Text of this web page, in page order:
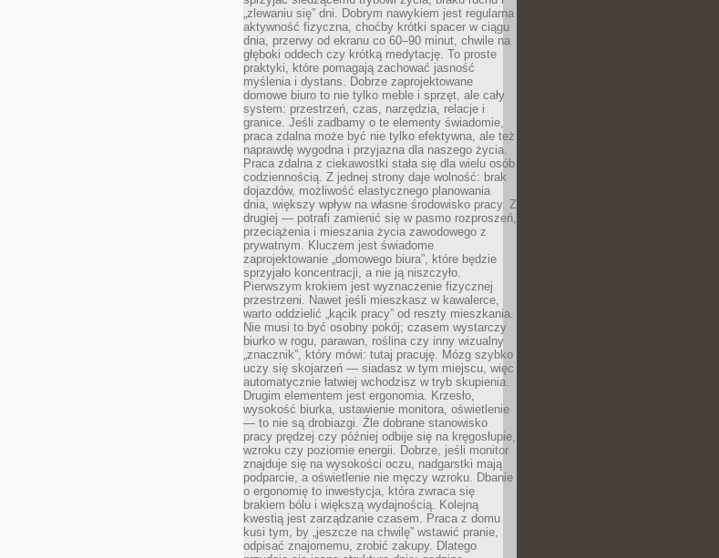
„zlewaniu się” dni. Dobrym nawykiem jest regularna
aktywność fizyczna, choćby krótki spacer w ciągu
dnia, przerwy od ekranu co 60–90 minut, chwile na
głęboki oddech czy krótką medytację. To proste
praktyki, które pomagają zachować jasność
myślenia i dystans. Dobrze zaprojektowane
domowe biuro to nie tylko meble i sprzęt, ale cały
system: przestrzeń, czas, narzędzia, relacje i
granice. Jeśli zadbamy o te elementy świadomie,
praca zdalna może być nie tylko efektywna, ale też
naprawdę wygodna i przyjazna dla naszego życia.
Praca zdalna z ciekawostki stała się dla wielu osób
codziennością. Z jednej strony daje wolność: brak
dojazdów, możliwość elastycznego planowania
dnia, większy wpływ na własne środowisko pracy. Z
drugiej — potrafi zamienić się w pasmo rozproszeń,
przeciążenia i mieszania życia zawodowego z
prywatnym. Kluczem jest świadome
zaprojektowanie „domowego biura”, które będzie
sprzyjało koncentracji, a nie ją niszczyło.
Pierwszym krokiem jest wyznaczenie fizycznej
przestrzeni. Nawet jeśli mieszkasz w kawalerce,
warto oddzielić „kącik pracy” od reszty mieszkania.
Nie musi to być osobny pokój; czasem wystarczy
biurko w rogu, parawan, roślina czy inny wizualny
„znacznik”, który mówi: tutaj pracuję. Mózg szybko
uczy się skojarzeń — siadasz w tym miejscu, więc
automatycznie łatwiej wchodzisz w tryb skupienia.
Drugim elementem jest ergonomia. Krzesło,
wysokość biurka, ustawienie monitora, oświetlenie
— to nie są drobiazgi. Źle dobrane stanowisko
pracy prędzej czy później odbije się na kręgosłupie,
wzroku czy poziomie energii. Dobrze, jeśli monitor
znajduje się na wysokości oczu, nadgarstki mają
podparcie, a oświetlenie nie męczy wzroku. Dbanie
o ergonomię to inwestycja, która zwraca się
brakiem bólu i większą wydajnością. Kolejną
kwestią jest zarządzanie czasem. Praca z domu
kusi tym, by „jeszcze na chwilę” wstawić pranie,
odpisać znajomemu, zrobić zakupy. Dlatego